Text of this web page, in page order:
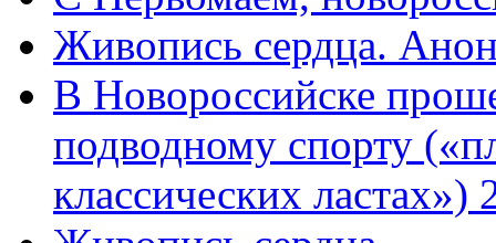
Живопись сердца.
В Новороссийске
подводному спорту
классических